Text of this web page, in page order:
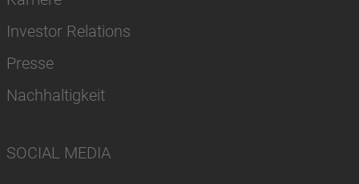
Investor Relations
Presse
Nachhaltigkeit
SOCIAL MEDIA